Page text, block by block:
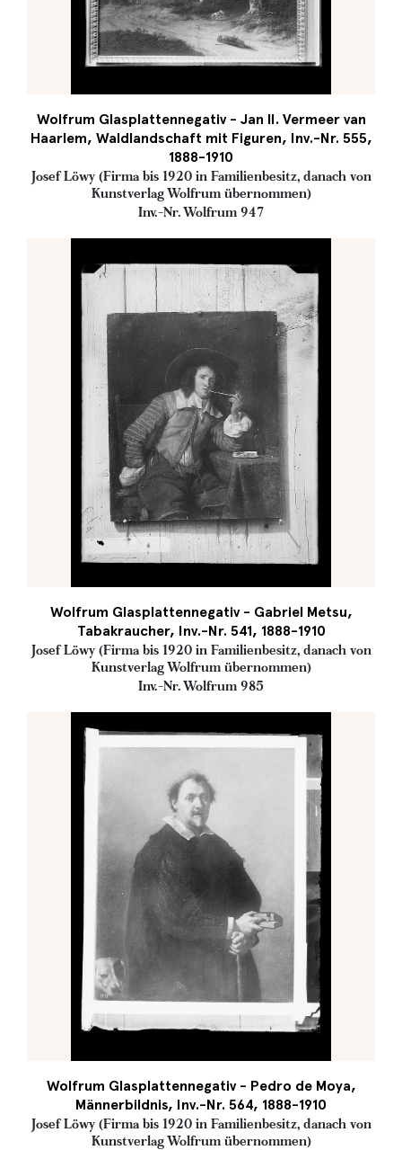
Wolfrum Glasplattennegativ - Jan II. Vermeer van
Haarlem, Waldlandschaft mit Figuren, Inv.-Nr. 555,
1888-1910
Josef Löwy (Firma bis 1920 in Familienbesitz, danach von
Kunstverlag Wolfrum übernommen)
Inv.-Nr. Wolfrum 947
Wolfrum Glasplattennegativ - Gabriel Metsu,
Tabakraucher, Inv.-Nr. 541, 1888-1910
Josef Löwy (Firma bis 1920 in Familienbesitz, danach von
Kunstverlag Wolfrum übernommen)
Inv.-Nr. Wolfrum 985
Wolfrum Glasplattennegativ - Pedro de Moya,
Männerbildnis, Inv.-Nr. 564, 1888-1910
Josef Löwy (Firma bis 1920 in Familienbesitz, danach von
Kunstverlag Wolfrum übernommen)